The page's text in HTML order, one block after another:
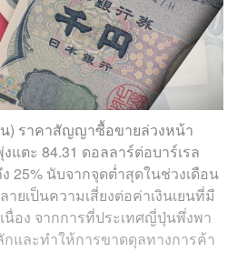
) ราคาสัญญาซื้อขายล่วงหน้า
แตะ 84.31 ดอลลาร์ต่อบาร์เรล
25% นับจากจุดต่ำสุดในช่วงเดือน
ยเป็นความเสี่ยงต่อค่าเงินเยนที่มี
นื่อง จากการที่ประเทศญี่ปุ่นพึ่งพา
กและทำให้การขาดดุลทางการค้า